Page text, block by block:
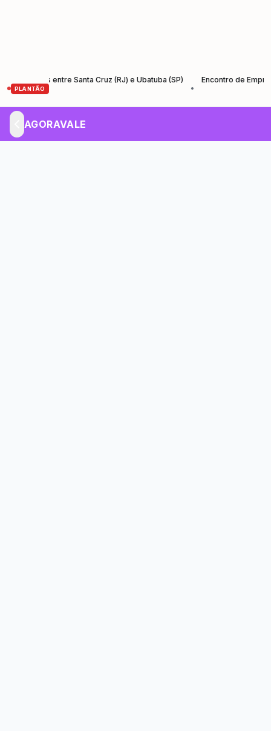
PLANTÃO
entre Santa Cruz (RJ) e Ubatuba (SP)
Encontro de
AGORAVALE